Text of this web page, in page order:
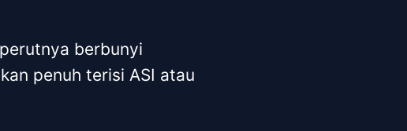
berbunyi
penuh terisi ASI atau